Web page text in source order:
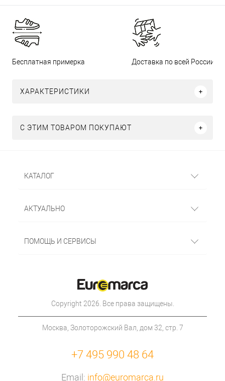
Бесплатная примерка Доставка по всей России
ХАРАКТЕРИСТИКИ
С ЭТИМ ТОВАРОМ ПОКУПАЮТ
КАТАЛОГ
АКТУАЛЬНО
ПОМОЩЬ И СЕРВИСЫ
Copyright 2026. Все права защищены.
Москва, Золоторожский Вал, дом 32, стр. 7
+7 495 990 48 64
Email: info@euromarca.ru